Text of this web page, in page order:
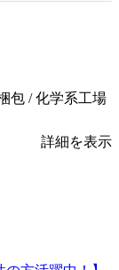
包 / 化学系工場
詳細を表示